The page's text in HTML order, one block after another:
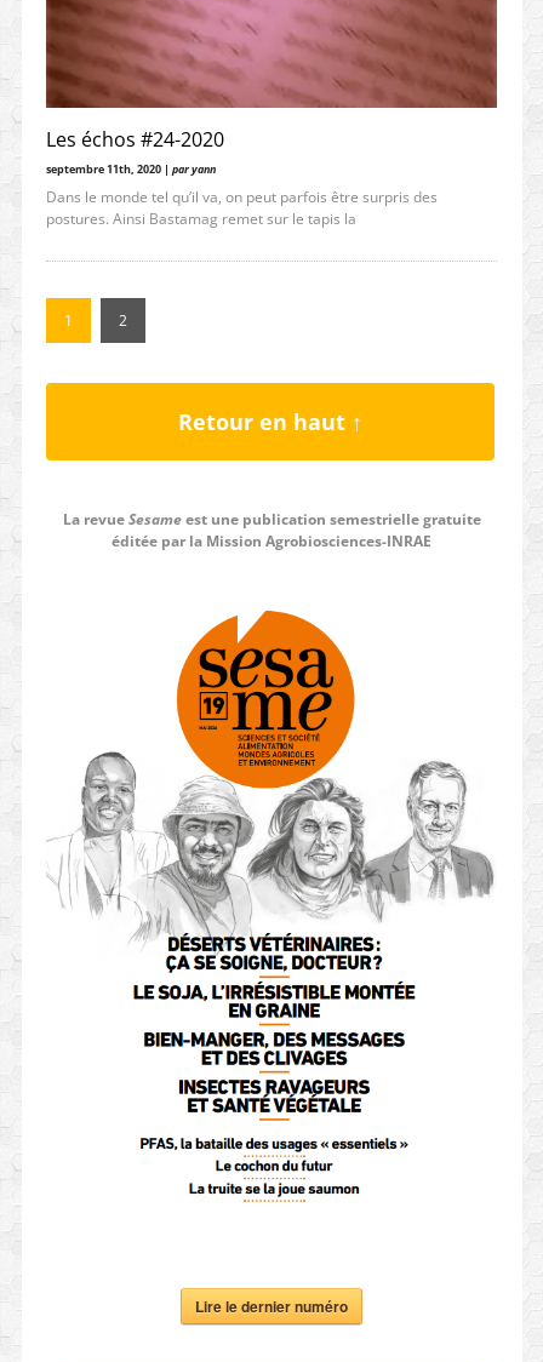
Les échos #24-2020
septembre 11th, 2020 | par yann
Dans le monde tel qu’il va, on peut parfois être surpris des
postures. Ainsi Bastamag remet sur le tapis la
1 2
Retour en haut ↑
La revueSesameest une publication semestrielle gratuite
éditée par la Mission Agrobiosciences-INRAE
Lire le dernier numéro